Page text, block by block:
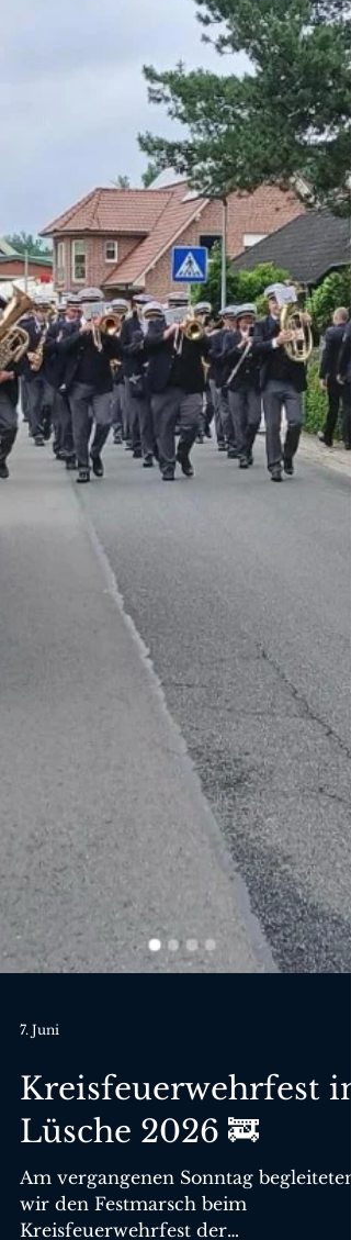
Pausenhalle der St.-Johannesschule
Bakum verlegt. 🌧️ Mit Stücken wie
„Party Rock Anthem“ und einem
Medley aus der Filmmusik des
Musicals Wicked führte unser
uns und das Publikum durch das
abwechslungsreiche Programm. 🎶
Zum Abschluss unserer
durften wir gleich d
7. Juni